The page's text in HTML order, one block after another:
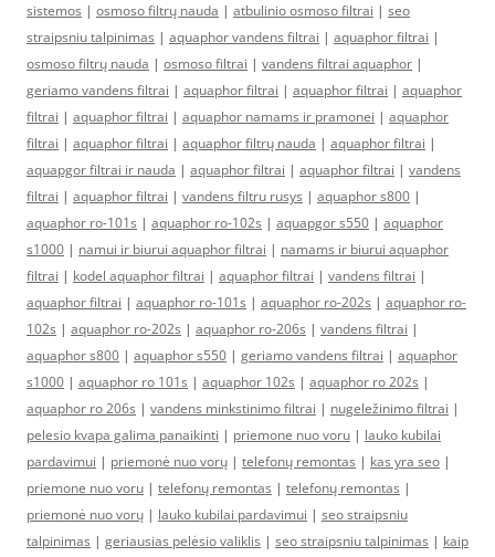
sistemos | osmoso filtrų nauda | atbulinio osmoso filtrai | seo
straipsniu talpinimas | aquaphor vandens filtrai | aquaphor filtrai |
osmoso filtrų nauda | osmoso filtrai | vandens filtrai aquaphor |
geriamo vandens filtrai | aquaphor filtrai | aquaphor filtrai | aquaphor
filtrai | aquaphor filtrai | aquaphor namams ir pramonei | aquaphor
filtrai | aquaphor filtrai | aquaphor filtrų nauda | aquaphor filtrai |
aquapgor filtrai ir nauda | aquaphor filtrai | aquaphor filtrai | vandens
filtrai | aquaphor filtrai | vandens filtru rusys | aquaphor s800 |
aquaphor ro-101s | aquaphor ro-102s | aquapgor s550 | aquaphor
s1000 | namui ir biurui aquaphor filtrai | namams ir biurui aquaphor
filtrai | kodel aquaphor filtrai | aquaphor filtrai | vandens filtrai |
aquaphor filtrai | aquaphor ro-101s | aquaphor ro-202s | aquaphor ro-
102s | aquaphor ro-202s | aquaphor ro-206s | vandens filtrai |
aquaphor s800 | aquaphor s550 | geriamo vandens filtrai | aquaphor
s1000 | aquaphor ro 101s | aquaphor 102s | aquaphor ro 202s |
aquaphor ro 206s | vandens minkstinimo filtrai | nugeležinimo filtrai |
pelesio kvapa galima panaikinti | priemone nuo voru | lauko kubilai
pardavimui | priemonė nuo vorų | telefonų remontas | kas yra seo |
priemone nuo voru | telefonų remontas | telefonų remontas |
priemonė nuo vorų | lauko kubilai pardavimui | seo straipsniu
talpinimas | geriausias pelėsio valiklis | seo straipsniu talpinimas | kaip